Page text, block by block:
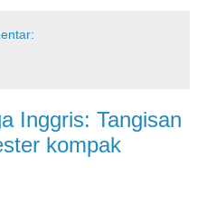
Inggris: Tangisan
kompak